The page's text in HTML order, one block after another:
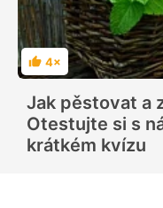
H
o
n
o
c
e
n
4×
Jak pěstovat a
Otestujte si s
krátkém kvízu